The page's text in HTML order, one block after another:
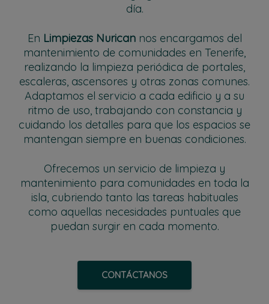
día.
En Limpiezas Nuricannos encargamos del
mantenimiento de comunidades en Tenerife,
realizando la limpieza periódica de portales,
escaleras, ascensores y otras zonas comunes.
Adaptamos el servicio a cada edificio y a su
ritmo de uso, trabajando con constancia y
cuidando los detalles para que los espacios se
mantengan siempre en buenas condiciones.
Ofrecemos un servicio de limpieza y
mantenimiento para comunidades en toda la
isla, cubriendo tanto las tareas habituales
como aquellas necesidades puntuales que
puedan surgir en cada momento.
CONTÁCTANOS